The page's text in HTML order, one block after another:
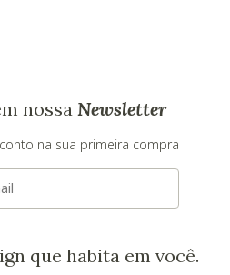
nossa Newsletter
na sua primeira compra
que habita em você.